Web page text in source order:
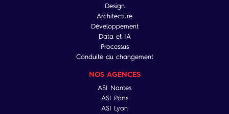
Design
Architecture
Développement
Data et IA
Processus
Conduite du changement
NOS AGENCES
ASI Nantes
ASI Paris
ASI Lyon